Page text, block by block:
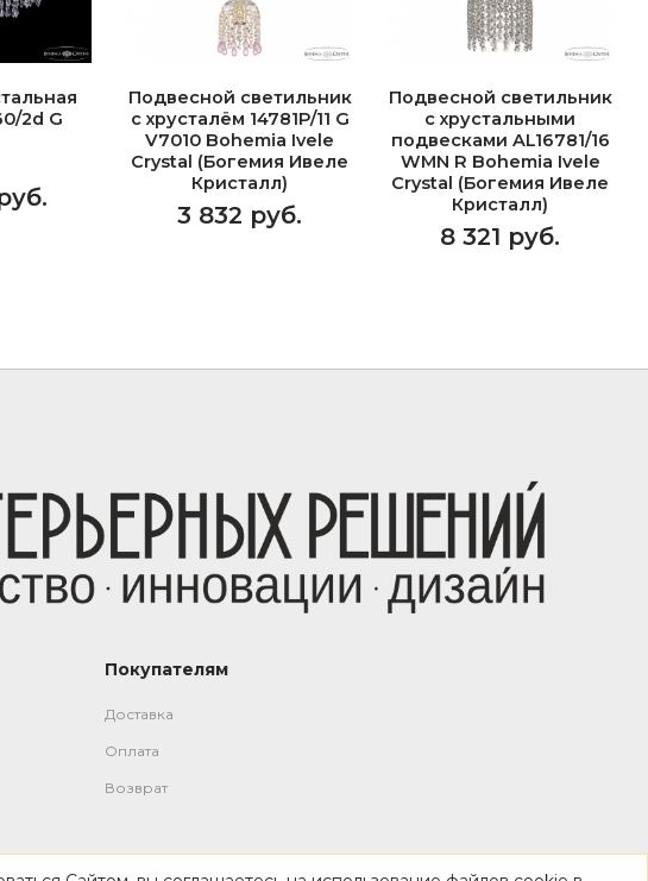
2d G
Подвесной светильник
с хрусталём 14781P/11 G
V7010 Bohemia Ivele
Crystal (Богемия Ивеле
Кристалл)
3 832 руб.
Подвесной светильник
с хрустальными
подвесками AL16781/16
WMN R Bohemia Ivele
Crystal (Богемия Ивеле
Кристалл)
8 321 руб.
Покупателям
Доставка
Оплата
Возврат